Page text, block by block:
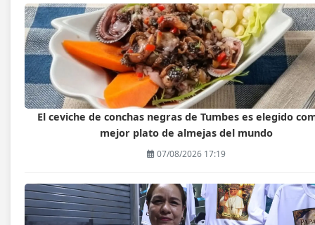
El ceviche de conchas negras de Tumbes es elegido
mejor plato de almejas del mundo
07/08/2026 17:19